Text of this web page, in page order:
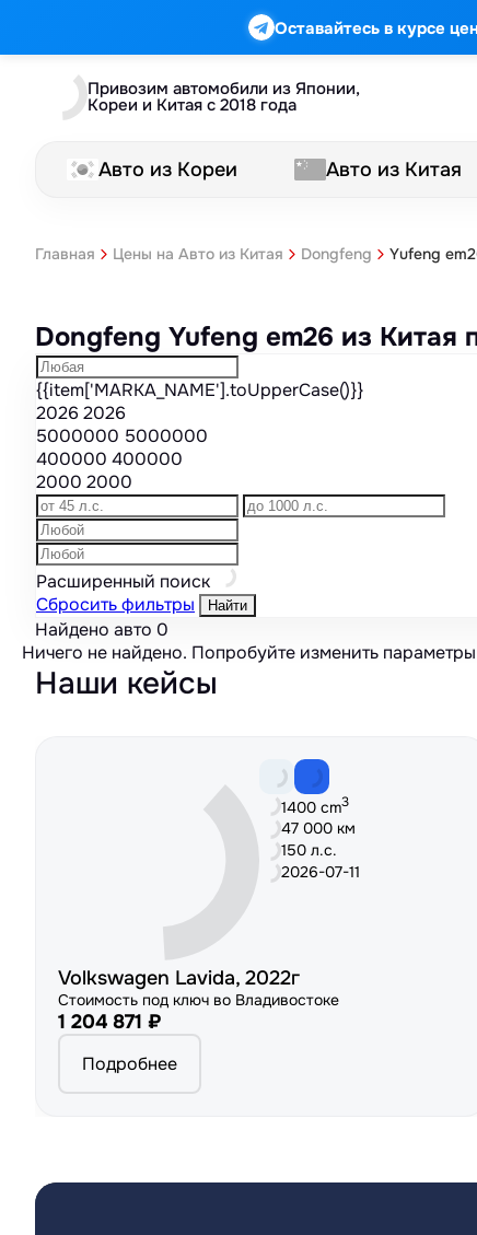
Оставайтесь в курсе цен
Привозим автомобили из Японии,
Кореи и Китая с 2018 года
Авто из Кореи Авто из Китая
Главная Цены на Авто из Китая Dongfeng Yufeng
Dongfeng Yufeng em26 из
{{item['MARKA_NAME'].toUpperCase()}}
2026 2026
5000000 5000000
400000 400000
2000 2000
Расширенный поиск
Сбросить фильтры
Найти
Найдено авто 0
Ничего не найдено. Попробуйте изменить
Наши кейсы
1400 cm3
47 000 км
150 л.с.
2026-07-11
Volkswagen Lavida, 2022г
Стоимость под ключ во Владивостоке
1 204 871 ₽
Подробнее